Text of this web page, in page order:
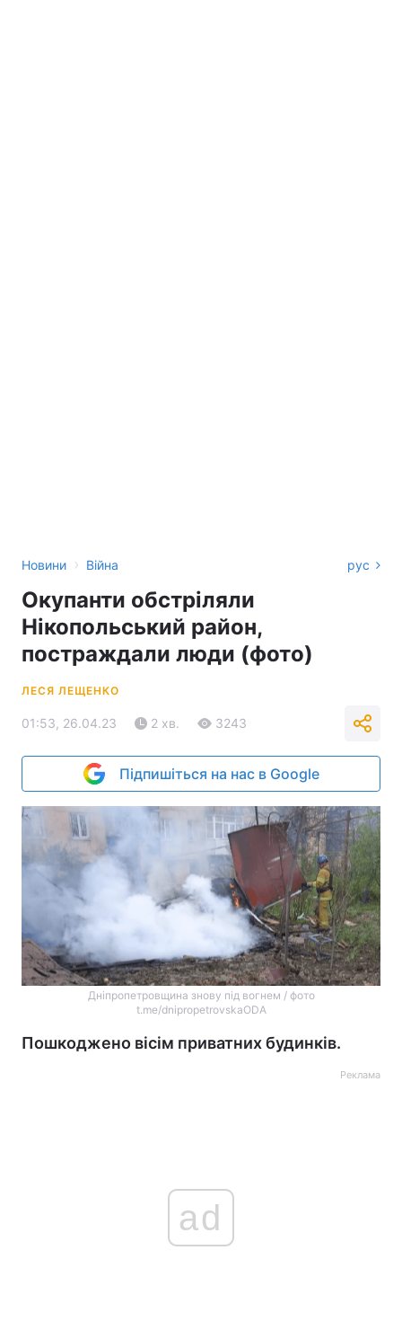
Новини › Війна рус
Окупанти обстріляли
Нікопольський район,
постраждали люди (фото)
ЛЕСЯ ЛЕЩЕНКО
01:53, 26.04.23 2 хв. 3243
Підпишіться на нас в Google
Дніпропетровщина знову під вогнем / фото
t.me/dnipropetrovskaODA
Пошкоджено вісім приватних будинків.
Реклама
ad